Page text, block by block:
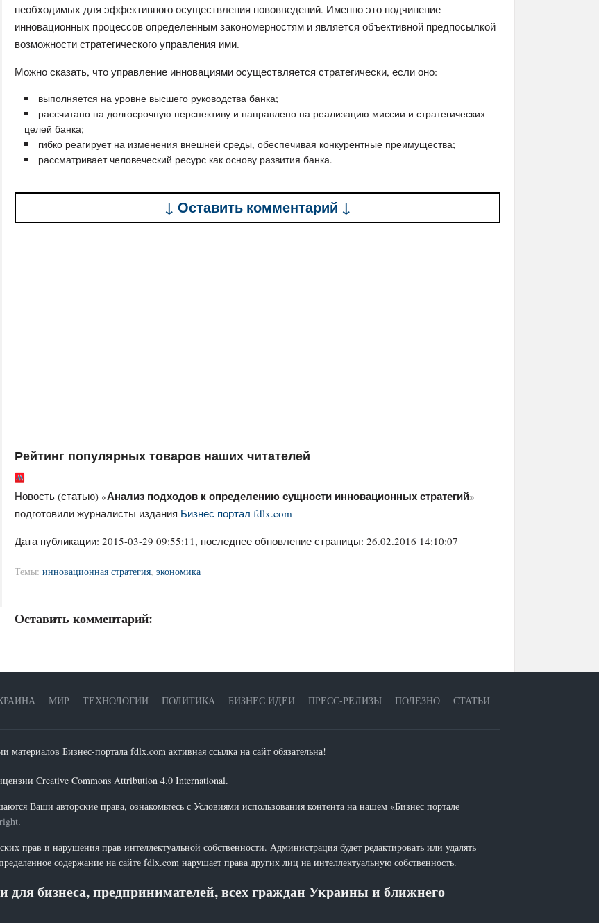
необходимых для эффективного осуществления нововведений. Именно это подчинение
инновационных процессов определенным закономерностям и является объективной предпосылкой
возможности стратегического управления ими.
Можно сказать, что управление инновациями осуществляется стратегически, если оно:
выполняется на уровне высшего руководства банка;
рассчитано на долгосрочную перспективу и направлено на реализацию миссии и стратегических
целей банка;
гибко реагирует на изменения внешней среды, обеспечивая конкурентные преимущества;
рассматривает человеческий ресурс как основу развития банка.
↓ Оставить комментарий ↓
Рейтинг популярных товаров наших читателей
Новость (статью) «Анализ подходов к определению сущности инновационных стратегий»
подготовили журналисты издания Бизнес портал fdlx.com
Дата публикации: 2015-03-29 09:55:11, последнее обновление страницы: 26.02.2016 14:10:07
Темы: инновационная стратегия, экономика
Оставить комментарий:
МИР ТЕХНОЛОГИИ ПОЛИТИКА БИЗНЕС ИДЕИ ПРЕСС-РЕЛИЗЫ ПОЛЕЗНО СТАТЬИ
материалов Бизнес-портала fdlx.com активная ссылка на сайт обязательна!
Creative Commons Attribution 4.0 International.
Ваши авторские права, ознакомьтесь с Условиями использования контента на нашем «Бизнес портале
.
прав и нарушения прав интеллектуальной собственности. Администрация будет редактировать или удалять
содержание на сайте fdlx.com нарушает права других лиц на интеллектуальную собственность.
для бизнеса, предпринимателей, всех граждан Украины и ближнего